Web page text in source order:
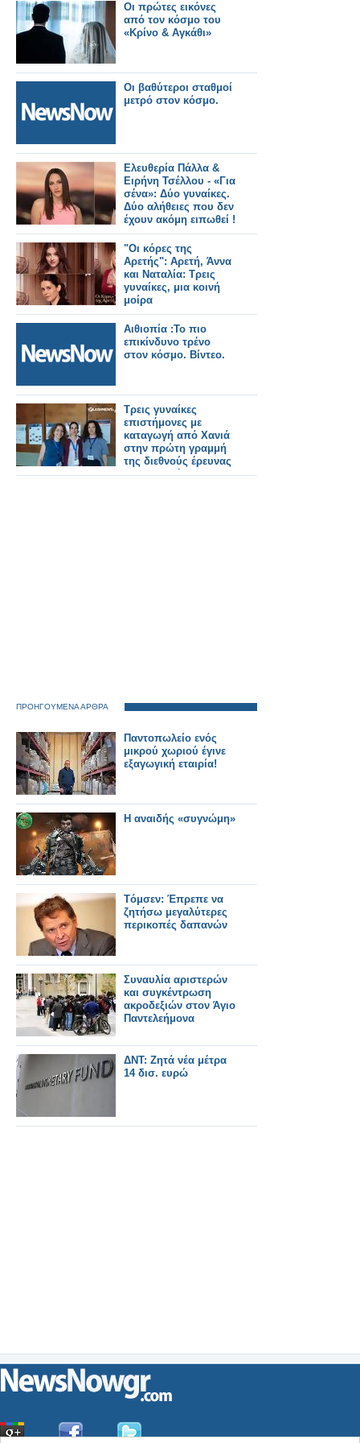
Οι πρώτες εικόνες
από τον κόσμο του
«Κρίνο & Αγκάθι»
Οι βαθύτεροι σταθμοί
μετρό στον κόσμο.
Ελευθερία Πάλλα &
Ειρήνη Τσέλλου - «Για
σένα»: Δύο γυναίκες.
Δύο αλήθειες που δεν
έχουν ακόμη ειπωθεί !
Έρχεται στον Alpha!
"Οι κόρες της
Αρετής": Αρετή, Άννα
και Ναταλία: Τρεις
γυναίκες, μια κοινή
μοίρα
Αιθιοπία :Το πιο
επικίνδυνο τρένο
στον κόσμο. Βίντεο.
Τρεις γυναίκες
επιστήμονες με
καταγωγή από Χανιά
στην πρώτη γραμμή
της διεθνούς έρευνας
στη φυσική
ΠΡΟΗΓΟΥΜΕΝΑ ΑΡΘΡΑ
Παντοπωλείο ενός
μικρού χωριού έγινε
εξαγωγική εταιρία!
H αναιδής «συγνώμη»
Tόμσεν: Έπρεπε να
ζητήσω μεγαλύτερες
περικοπές δαπανών
Συναυλία αριστερών
και συγκέντρωση
ακροδεξιών στον Άγιο
Παντελεήμονα
ΔΝΤ: Ζητά νέα μέτρα
14 δισ. ευρώ